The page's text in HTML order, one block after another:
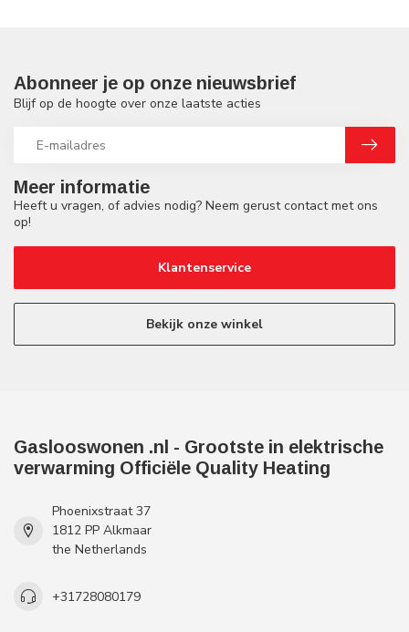
Meer informatie
Heeft u vragen, of advies nodig? Neem gerust contact met ons
op!
Klantenservice
Bekijk onze winkel
Abonneer je op onze nieuwsbrief
Blijf op de hoogte over onze laatste acties
Gaslooswonen .nl - Grootste in elektrische
verwarming Officiële Quality Heating
Phoenixstraat 37
1812 PP Alkmaar
the Netherlands
+31728080179